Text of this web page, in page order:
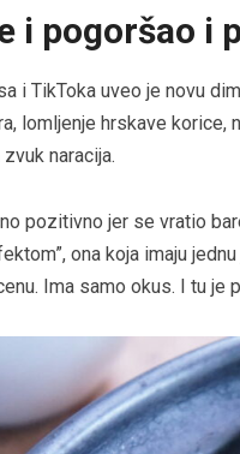
i pogoršao i
i TikToka uveo je novu
lomljenje hrskave
naracija.
pozitivno jer se vratio
ona koja imaju
Ima samo okus. I tu je